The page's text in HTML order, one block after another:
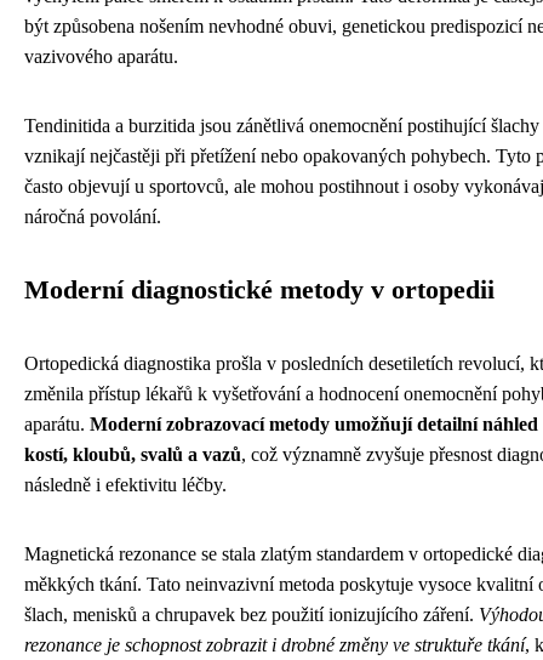
být způsobena nošením nevhodné obuvi, genetickou predispozicí
vazivového aparátu.
Tendinitida a burzitida jsou zánětlivá onemocnění postihující
vznikají nejčastěji při přetížení nebo opakovaných pohybech. Tyto
často objevují u sportovců, ale mohou postihnout i osoby
náročná povolání.
Moderní diagnostické metody v ortopedii
Ortopedická diagnostika prošla v posledních desetiletích revolucí,
změnila přístup lékařů k vyšetřování a hodnocení onemocnění
aparátu. Moderní zobrazovací metody umožňují detailní
kostí, kloubů, svalů a vazů, což významně zvyšuje přesnost
následně i efektivitu léčby.
Magnetická rezonance se stala zlatým standardem v ortopedické
měkkých tkání. Tato neinvazivní metoda poskytuje vysoce kvalitní
šlach, menisků a chrupavek bez použití ionizujícího záření.
rezonance je schopnost zobrazit i drobné změny ve struktuře tkání,